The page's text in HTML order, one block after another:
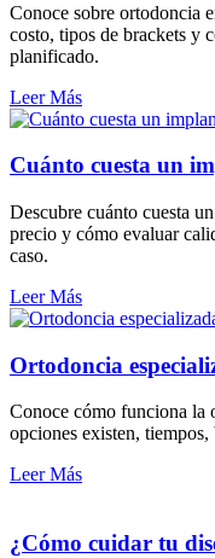
Conoce sobre ortodoncia
costo, tipos de brackets y
planificado.
Leer Más
Cuánto cuesta un
Descubre cuánto cuesta
precio y cómo evaluar
caso.
Leer Más
Ortodoncia
Conoce cómo funciona la
opciones existen,
Leer Más
¿Cómo cuidar tu